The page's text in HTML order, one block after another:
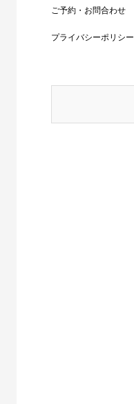
ご予約・お問合わせ
プライバシーポリシー